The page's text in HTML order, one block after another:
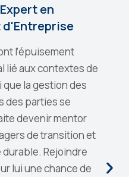
en
d'Entreprise
l’épuisement
lié aux contextes de
la gestion des
des parties se
devenir mentor
de transition et
Rejoindre
lui une chance de